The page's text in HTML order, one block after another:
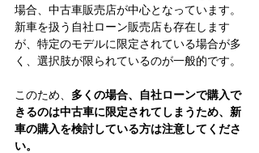
場合、中古車販売店が中心となっています。
新車を扱う自社ローン販売店も存在します
が、特定のモデルに限定されている場合が多
く、選択肢が限られているのが一般的です。
このため、 多くの場合、自社ローンで購入で
きるのは中古車に限定されてしまうため、新
車の購入を検討している方は注意してくださ
い。